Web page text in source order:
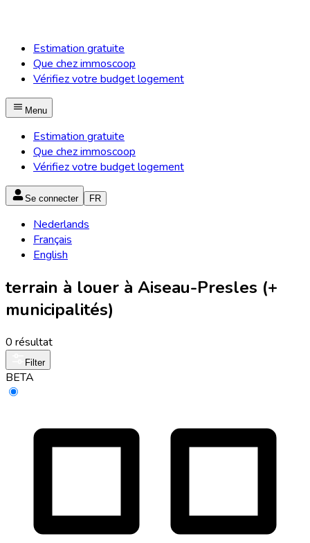
Estimation gratuite
Que chez immoscoop
Vérifiez votre budget logement
Menu
Estimation gratuite
Que chez immoscoop
Vérifiez votre budget logement
Se connecter FR
Nederlands
Français
English
terrain à louer à Aiseau-Presles (+
municipalités)
0 résultat
Filter
BETA